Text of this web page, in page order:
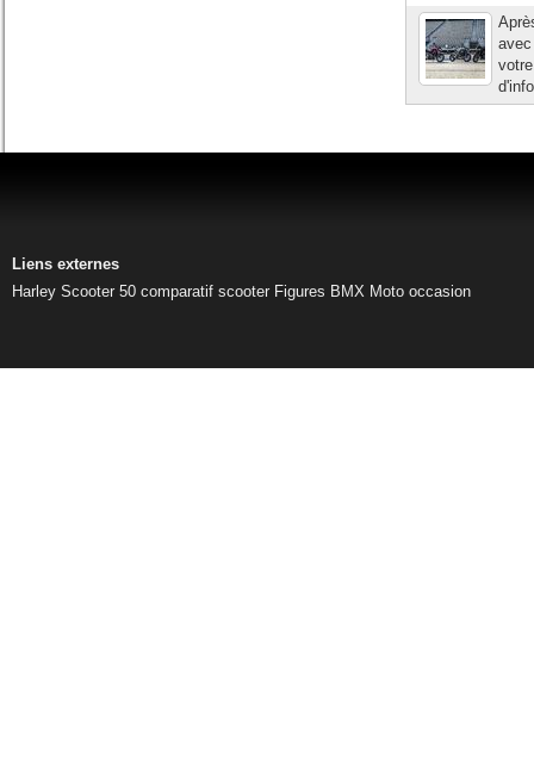
Liens externes
Harley Scooter 50 comparatif scooter Figures BMX Moto occasion